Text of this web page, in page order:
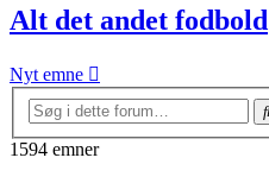
Alt det andet fodbold
Nyt emne
1594 emner